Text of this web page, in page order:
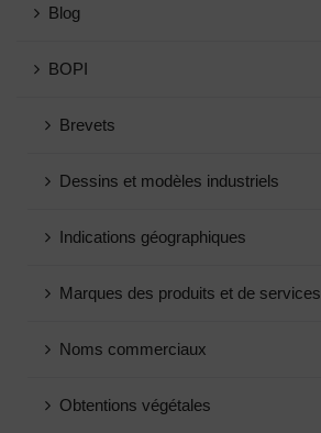
Blog
BOPI
Brevets
Dessins et modèles industriels
Indications géographiques
Marques des produits et de services
Noms commerciaux
Obtentions végétales